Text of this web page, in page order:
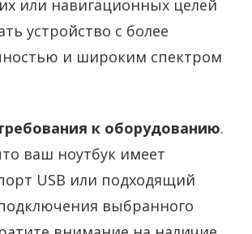
или навигационных целей
устройство с более
и широким спектром
к оборудованию.
ваш ноутбук имеет
USB или подходящий
выбранного